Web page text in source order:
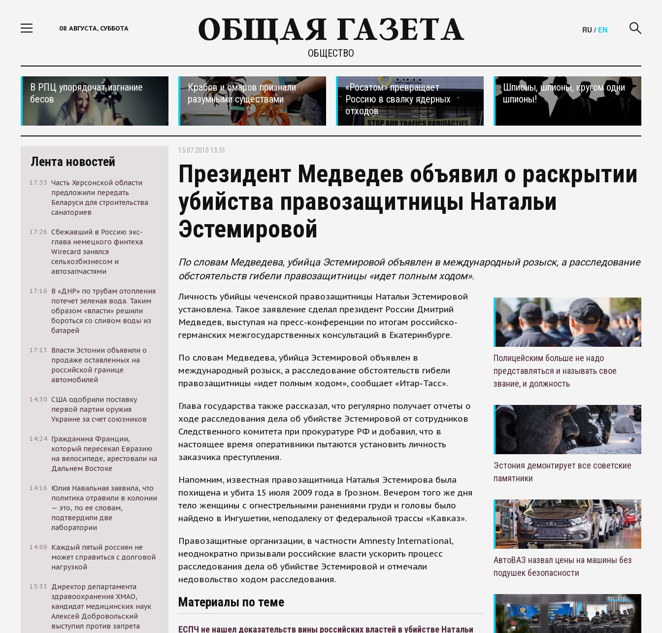
08 АВГУСТА, СУББОТА
ОБЩЕСТВО
RU / EN
В РПЦ упорядочат изгнание
бесов
Крабов и омаров признали
разумными существами
«Росатом» превращает
Россию в свалку ядерных
отходов
Шпионы, шпионы, кругом одни
шпионы!
Лента новостей
17:35 Часть Херсонской области
предложили передать
Беларуси для строительства
санаториев
17:26 Сбежавший в Россию экс-
глава немецкого финтеха
Wirecard занялся
сельхозбизнесом и
автозапчастями
17:16 В «ДНР» по трубам отопления
потечет зеленая вода. Таким
образом «власти» решили
бороться со сливом воды из
батарей
17:13
Власти Эстонии объявили о
продаже оставленных на
российской границе
автомобилей
14:30 США одобрили поставку
первой партии оружия
Украине за счет союзников
14:24 Гражданина Франции,
который пересекал Евразию
на велосипеде, арестовали на
Дальнем Востоке
14:16 Юлия Навальная заявила, что
политика отравили в колонии
— это, по ее словам,
подтвердили две
лаборатории
14:09 Каждый пятый россиян не
может справиться с долговой
нагрузкой
15:33
Директор департамента
здравоохранения ХМАО,
кандидат медицинских наук
Алексей Добровольский
выступил против запрета
15.07.2010 13:51
Президент Медведев объявил о раскрытии
убийства правозащитницы Натальи
Эстемировой
По словам Медведева, убийца Эстемировой объявлен в международный розыск, а расследование
обстоятельств гибели правозащитницы «идет полным ходом».
Личность убийцы чеченской правозащитницы Натальи Эстемировой
установлена. Такое заявление сделал президент России Дмитрий
Медведев, выступая на пресс-конференции по итогам российско-
германских межгосударственных консультаций в Екатеринбурге.
По словам Медведева, убийца Эстемировой объявлен в
международный розыск, а расследование обстоятельств гибели
правозащитницы «идет полным ходом», сообщает «Итар-Тасс».
Глава государства также рассказал, что регулярно получает отчеты о
ходе расследования дела об убийстве Эстемировой от сотрудников
Следственного комитета при прокуратуре РФ и добавил, что в
настоящее время оперативники пытаются установить личность
заказчика преступления.
Напомним, известная правозащитница Наталья Эстемирова была
похищена и убита 15 июля 2009 года в Грозном. Вечером того же дня
тело женщины с огнестрельными ранениями груди и головы было
найдено в Ингушетии, неподалеку от федеральной трассы «Кавказ».
Правозащитные организации, в частности Amnesty International,
неоднократно призывали российские власти ускорить процесс
расследования дела об убийстве Эстемировой и отмечали
недовольство ходом расследования.
Материалы по теме
ЕСПЧ не нашел доказательств вины российских властей в убийстве Натальи
Полицейским больше не надо
представляться и называть свое
звание, и должность
Эстония демонтирует все советские
памятники
АвтоВАЗ назвал цены на машины без
подушек безопасности